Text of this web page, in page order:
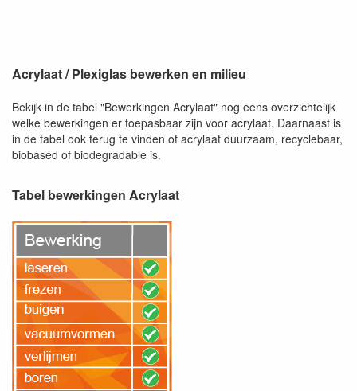
Acrylaat / Plexiglas bewerken en milieu
Bekijk in de tabel "Bewerkingen Acrylaat" nog eens overzichtelijk
welke bewerkingen er toepasbaar zijn voor acrylaat. Daarnaast is
in de tabel ook terug te vinden of acrylaat duurzaam, recyclebaar,
biobased of biodegradable is.
Tabel bewerkingen Acrylaat